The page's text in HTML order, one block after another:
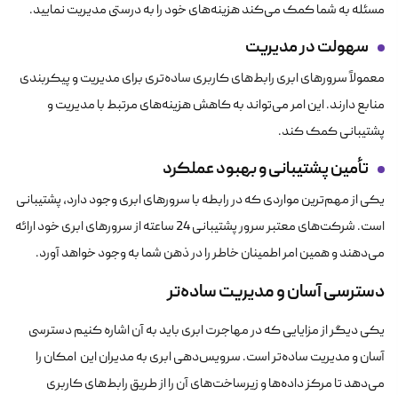
مسئله به شما کمک می‌کند هزینه‌های خود را به درستی مدیریت نمایید.
سهولت در مدیریت
معمولاً سرورهای ابری رابط‌های کاربری ساده‌تری برای مدیریت و پیکربندی
منابع دارند. این امر می‌تواند به کاهش هزینه‌های مرتبط با مدیریت و
پشتیبانی کمک کند.
تأمین پشتیبانی و بهبود عملکرد
یکی از مهم‌ترین مواردی که در رابطه با سرورهای ابری وجود دارد، پشتیبانی
است. شرکت‌های معتبر سرور پشتیبانی 24 ساعته از سرورهای ابری خود ارائه
می‌دهند و همین امر اطمینان خاطر را در ذهن شما به وجود خواهد آورد.
دسترسی آسان و مدیریت ساده‌تر
یکی دیگر از مزایایی که در مهاجرت ابری باید به آن اشاره کنیم دسترسی
آسان و مدیریت ساده‌تر است. سرویس‌دهی ابری به مدیران این امکان را
می‌دهد تا مرکز داده‌ها و زیرساخت‌های آن را از طریق رابط‌های کاربری